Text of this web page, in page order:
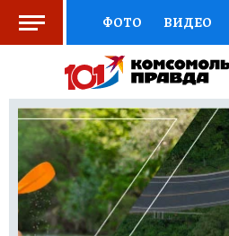
ФОТО ВИДЕО
СОЦПОДДЕРЖКА
ВЫБОР
КНИЖНАЯ ПОЛКА
ПРЕСС-ЦЕНТР